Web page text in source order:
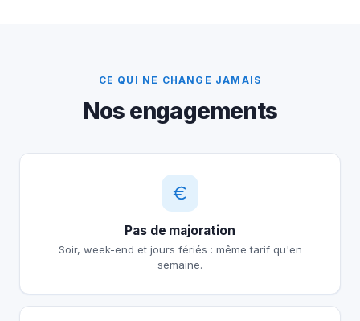
CE QUI NE CHANGE JAMAIS
Nos engagements
Pas de majoration
Soir, week-end et jours fériés : même tarif qu'en
semaine.